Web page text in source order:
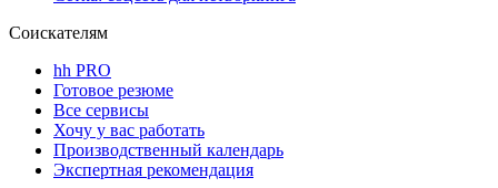
Соискателям
hh PRO
Готовое резюме
Все сервисы
Хочу у вас работать
Производственный календарь
Экспертная рекомендация